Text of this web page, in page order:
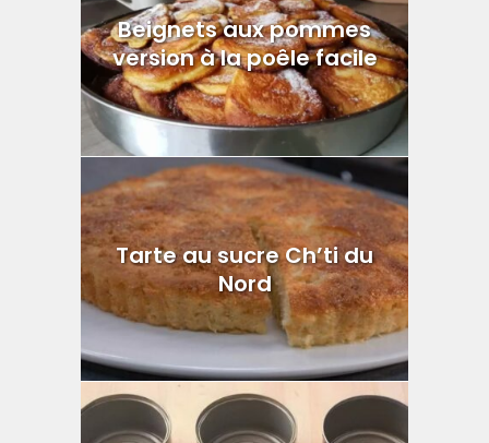
Beignets aux pommes
version à la poêle facile
Tarte au sucre Ch’ti du
Nord